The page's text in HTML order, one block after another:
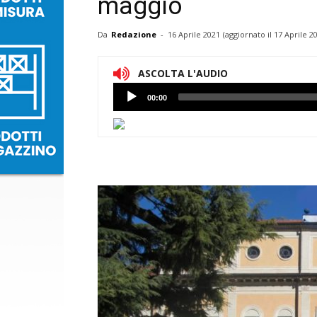
maggio
Da Redazione - 16 Aprile 2021 (aggiornato il 17 Aprile
ASCOLTA L'AUDIO
Lettore
Audio
00:00